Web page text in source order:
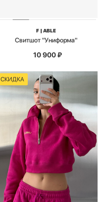
F | ABLE
Свитшот "Униформа"
10 900₽
СКИДКА